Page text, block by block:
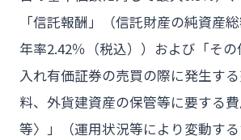
「信託報酬」（信託財産の純資産
年率2.42％（税込））および「そ
入れ有価証券の売買の際に発生す
料、外貨建資産の保管等に要する
等〉」（運用状況等により変動す